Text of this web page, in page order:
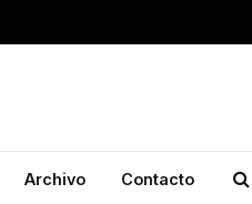
Archivo Contacto